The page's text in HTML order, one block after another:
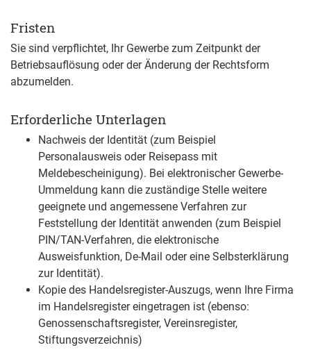
Fristen
Sie sind verpflichtet, Ihr Gewerbe zum Zeitpunkt der
Betriebsauflösung oder der Änderung der Rechtsform
abzumelden.
Erforderliche Unterlagen
Nachweis der Identität (zum Beispiel
Personalausweis oder Reisepass mit
Meldebescheinigung). Bei elektronischer Gewerbe-
Ummeldung kann die zuständige Stelle weitere
geeignete und angemessene Verfahren zur
Feststellung der Identität anwenden (zum Beispiel
PIN/TAN-Verfahren, die elektronische
Ausweisfunktion, De-Mail oder eine Selbsterklärung
zur Identität).
Kopie des Handelsregister-Auszugs, wenn Ihre Firma
im Handelsregister eingetragen ist (ebenso:
Genossenschaftsregister, Vereinsregister,
Stiftungsverzeichnis)